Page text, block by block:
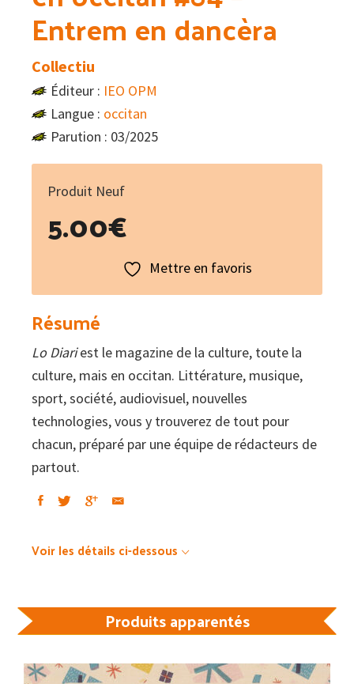
Entrem en dancèra
Collectiu
Éditeur : IEO OPM
Langue : occitan
Parution : 03/2025
Produit Neuf
5.00€
Mettre en favoris
Résumé
Lo Diariest le magazine de la culture, toute la
culture, mais en occitan. Littérature, musique,
sport, société, audiovisuel, nouvelles
technologies, vous y trouverez de tout pour
chacun, préparé par une équipe de rédacteurs de
partout.
Voir les détails ci-dessous
Produits apparentés